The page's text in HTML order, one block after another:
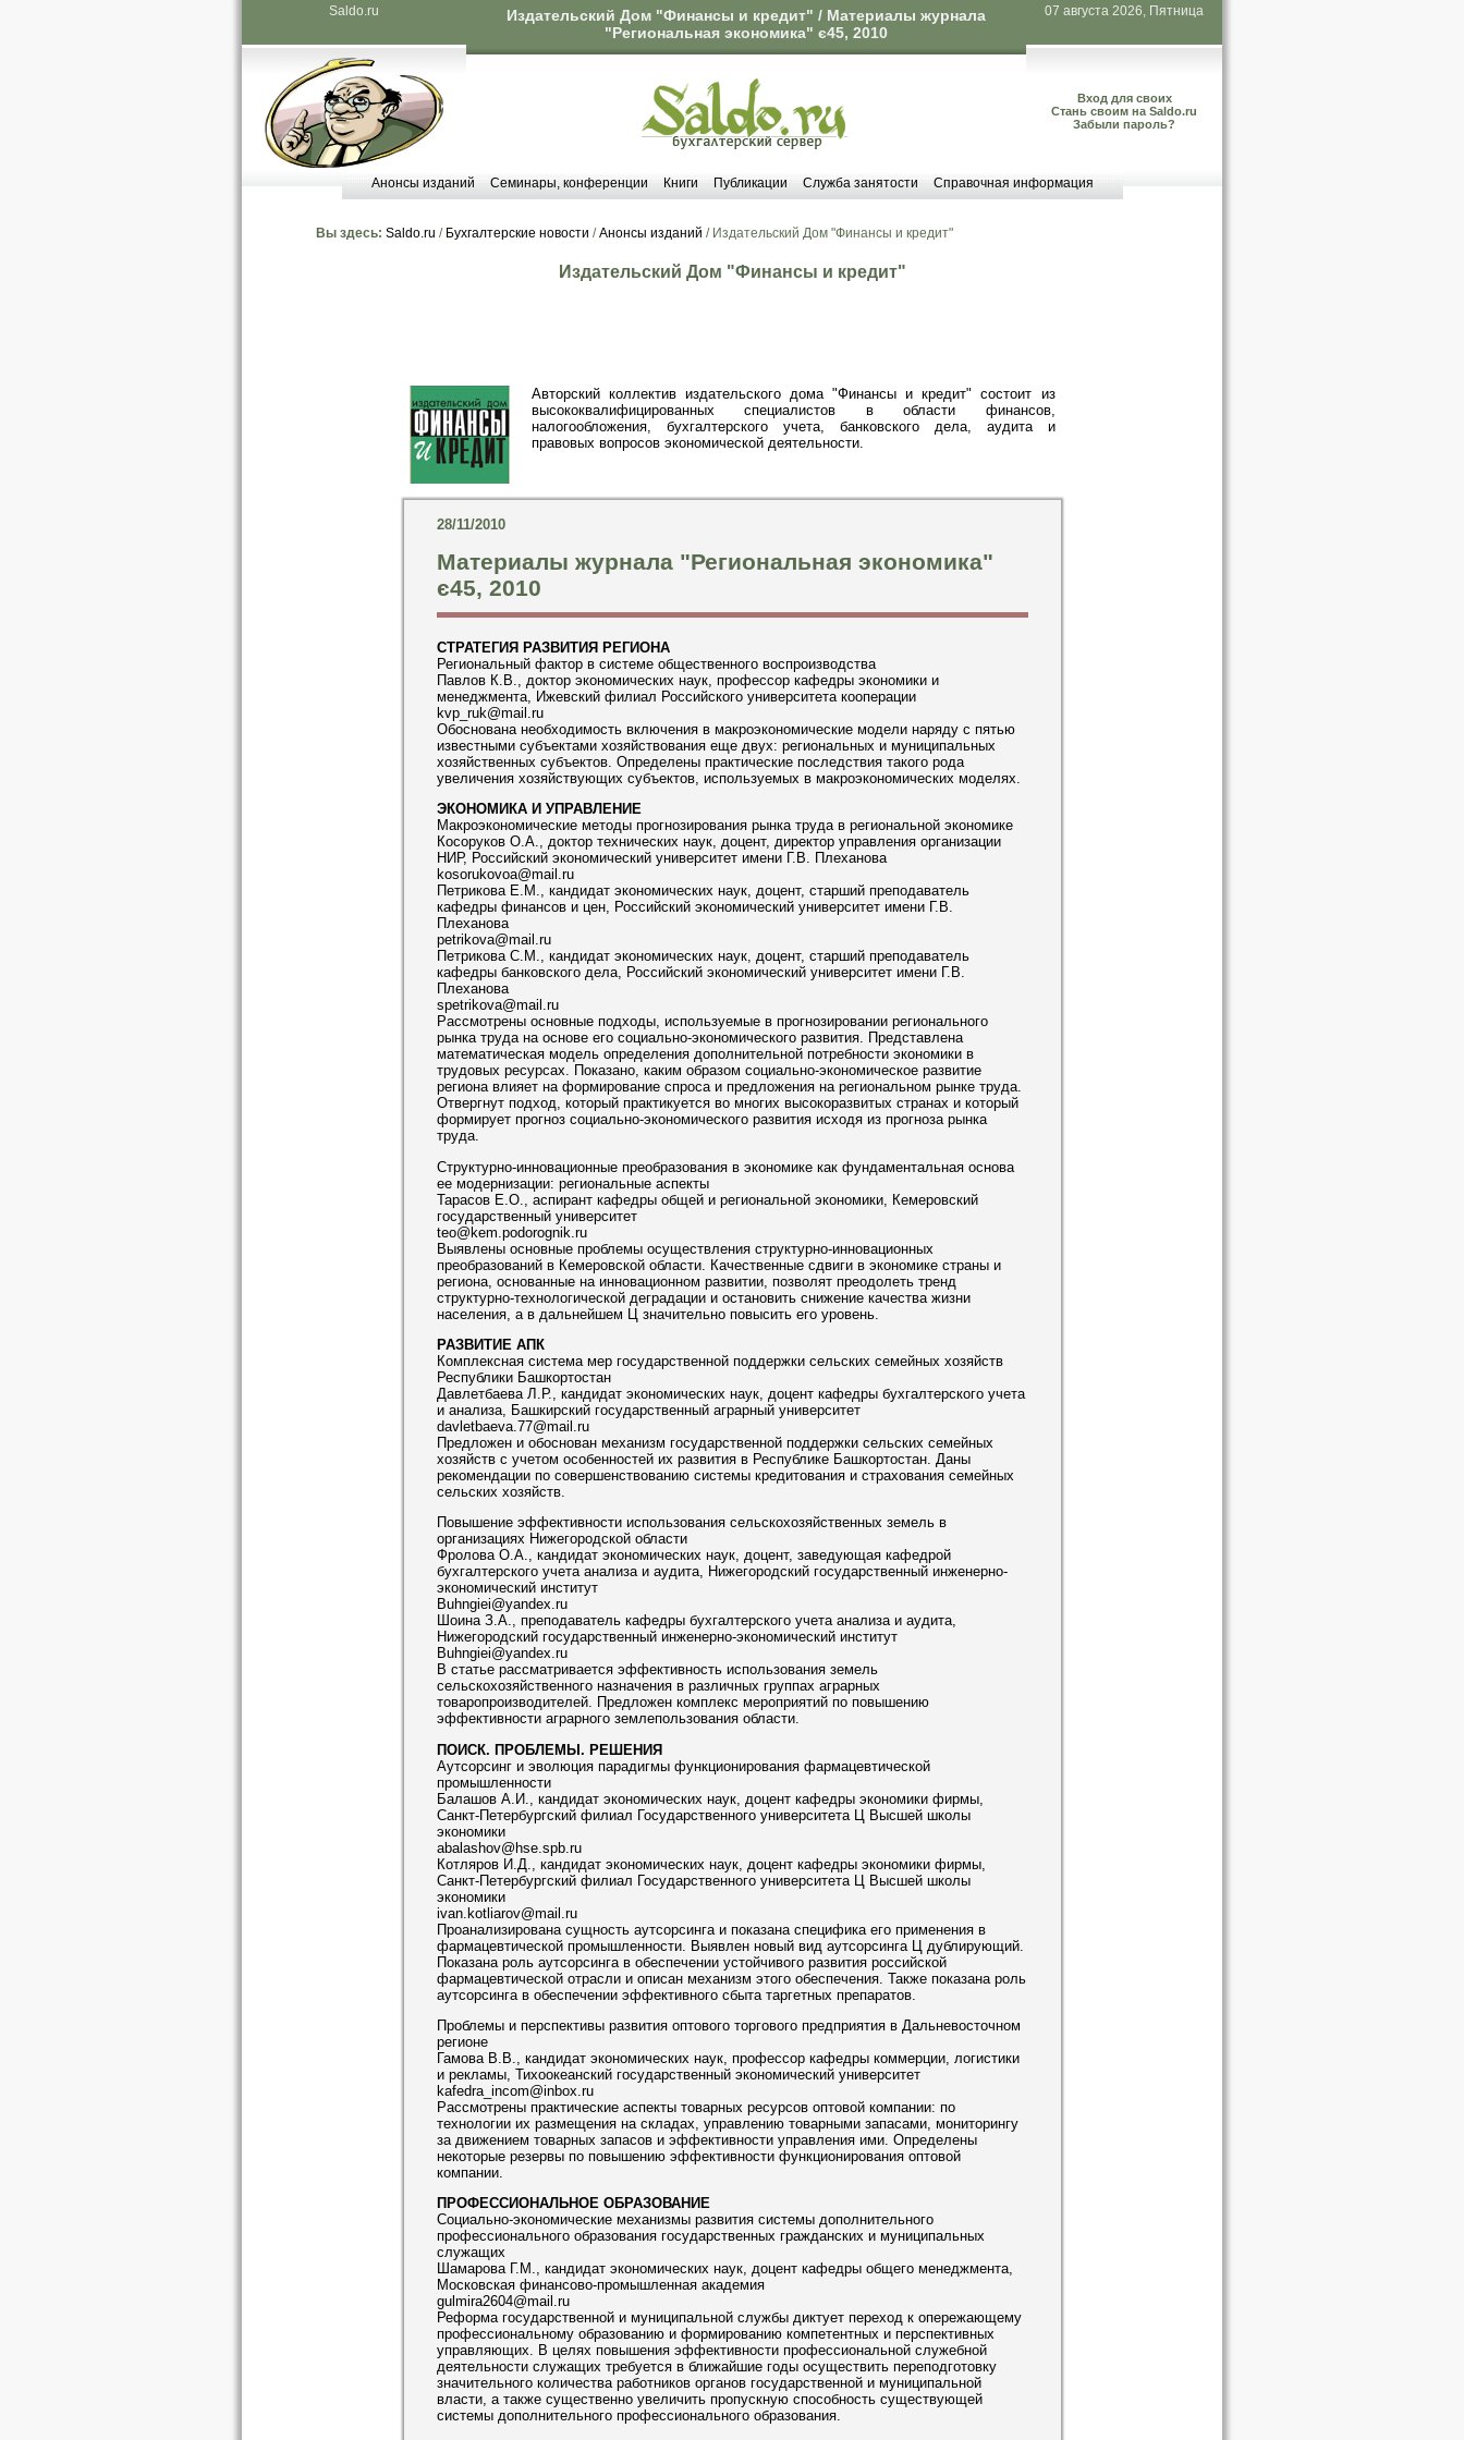
Saldo.ru
Издательский Дом "Финансы и кредит" / Материалы журнала
"Региональная экономика" є45, 2010
07 августа 2026, Пятница
Вход для своих
Стань своим на Saldo.ru
Забыли пароль?
Анонсы изданий Семинары, конференции Книги Публикации Служба занятости Справочная информация
Вы здесь: Saldo.ru / Бухгалтерские новости /Анонсы изданий / Издательский Дом "Финансы и кредит"
Издательский Дом "Финансы и кредит"
Авторский коллектив издательского дома "Финансы и кредит" состоит из
высококвалифицированных специалистов в области финансов,
налогообложения, бухгалтерского учета, банковского дела, аудита и
правовых вопросов экономической деятельности.
28/11/2010
Материалы журнала "Региональная экономика"
є45, 2010
СТРАТЕГИЯ РАЗВИТИЯ РЕГИОНА
Региональный фактор в системе общественного воспроизводства
Павлов К.В., доктор экономических наук, профессор кафедры экономики и
менеджмента, Ижевский филиал Российского университета кооперации
kvp_ruk@mail.ru
Обоснована необходимость включения в макроэкономические модели наряду с пятью
известными субъектами хозяйствования еще двух: региональных и муниципальных
хозяйственных субъектов. Определены практические последствия такого рода
увеличения хозяйствующих субъектов, используемых в макроэкономических моделях.
ЭКОНОМИКА И УПРАВЛЕНИЕ
Макроэкономические методы прогнозирования рынка труда в региональной экономике
Косоруков О.А., доктор технических наук, доцент, директор управления организации
НИР, Российский экономический университет имени Г.В. Плеханова
kosorukovoa@mail.ru
Петрикова Е.М., кандидат экономических наук, доцент, старший преподаватель
кафедры финансов и цен, Российский экономический университет имени Г.В.
Плеханова
petrikova@mail.ru
Петрикова С.М., кандидат экономических наук, доцент, старший преподаватель
кафедры банковского дела, Российский экономический университет имени Г.В.
Плеханова
spetrikova@mail.ru
Рассмотрены основные подходы, используемые в прогнозировании регионального
рынка труда на основе его социально-экономического развития. Представлена
математическая модель определения дополнительной потребности экономики в
трудовых ресурсах. Показано, каким образом социально-экономическое развитие
региона влияет на формирование спроса и предложения на региональном рынке труда.
Отвергнут подход, который практикуется во многих высокоразвитых странах и который
формирует прогноз социально-экономического развития исходя из прогноза рынка
труда.
Структурно-инновационные преобразования в экономике как фундаментальная основа
ее модернизации: региональные аспекты
Тарасов Е.О., аспирант кафедры общей и региональной экономики, Кемеровский
государственный университет
teo@kem.podorognik.ru
Выявлены основные проблемы осуществления структурно-инновационных
преобразований в Кемеровской области. Качественные сдвиги в экономике страны и
региона, основанные на инновационном развитии, позволят преодолеть тренд
структурно-технологической деградации и остановить снижение качества жизни
населения, а в дальнейшем Ц значительно повысить его уровень.
РАЗВИТИЕ АПК
Комплексная система мер государственной поддержки сельских семейных хозяйств
Республики Башкортостан
Давлетбаева Л.Р., кандидат экономических наук, доцент кафедры бухгалтерского учета
и анализа, Башкирский государственный аграрный университет
davletbaeva.77@mail.ru
Предложен и обоснован механизм государственной поддержки сельских семейных
хозяйств с учетом особенностей их развития в Республике Башкортостан. Даны
рекомендации по совершенствованию системы кредитования и страхования семейных
сельских хозяйств.
Повышение эффективности использования сельскохозяйственных земель в
организациях Нижегородской области
Фролова О.А., кандидат экономических наук, доцент, заведующая кафедрой
бухгалтерского учета анализа и аудита, Нижегородский государственный инженерно-
экономический институт
Buhngiei@yandex.ru
Шоина З.А., преподаватель кафедры бухгалтерского учета анализа и аудита,
Нижегородский государственный инженерно-экономический институт
Buhngiei@yandex.ru
В статье рассматривается эффективность использования земель
сельскохозяйственного назначения в различных группах аграрных
товаропроизводителей. Предложен комплекс мероприятий по повышению
эффективности аграрного землепользования области.
ПОИСК. ПРОБЛЕМЫ. РЕШЕНИЯ
Аутсорсинг и эволюция парадигмы функционирования фармацевтической
промышленности
Балашов А.И., кандидат экономических наук, доцент кафедры экономики фирмы,
Санкт-Петербургский филиал Государственного университета Ц Высшей школы
экономики
abalashov@hse.spb.ru
Котляров И.Д., кандидат экономических наук, доцент кафедры экономики фирмы,
Санкт-Петербургский филиал Государственного университета Ц Высшей школы
экономики
ivan.kotliarov@mail.ru
Проанализирована сущность аутсорсинга и показана специфика его применения в
фармацевтической промышленности. Выявлен новый вид аутсорсинга Ц дублирующий.
Показана роль аутсорсинга в обеспечении устойчивого развития российской
фармацевтической отрасли и описан механизм этого обеспечения. Также показана роль
аутсорсинга в обеспечении эффективного сбыта таргетных препаратов.
Проблемы и перспективы развития оптового торгового предприятия в Дальневосточном
регионе
Гамова В.В., кандидат экономических наук, профессор кафедры коммерции, логистики
и рекламы, Тихоокеанский государственный экономический университет
kafedra_incom@inbox.ru
Рассмотрены практические аспекты товарных ресурсов оптовой компании: по
технологии их размещения на складах, управлению товарными запасами, мониторингу
за движением товарных запасов и эффективности управления ими. Определены
некоторые резервы по повышению эффективности функционирования оптовой
компании.
ПРОФЕССИОНАЛЬНОЕ ОБРАЗОВАНИЕ
Социально-экономические механизмы развития системы дополнительного
профессионального образования государственных гражданских и муниципальных
служащих
Шамарова Г.М., кандидат экономических наук, доцент кафедры общего менеджмента,
Московская финансово-промышленная академия
gulmira2604@mail.ru
Реформа государственной и муниципальной службы диктует переход к опережающему
профессиональному образованию и формированию компетентных и перспективных
управляющих. В целях повышения эффективности профессиональной служебной
деятельности служащих требуется в ближайшие годы осуществить переподготовку
значительного количества работников органов государственной и муниципальной
власти, а также существенно увеличить пропускную способность существующей
системы дополнительного профессионального образования.